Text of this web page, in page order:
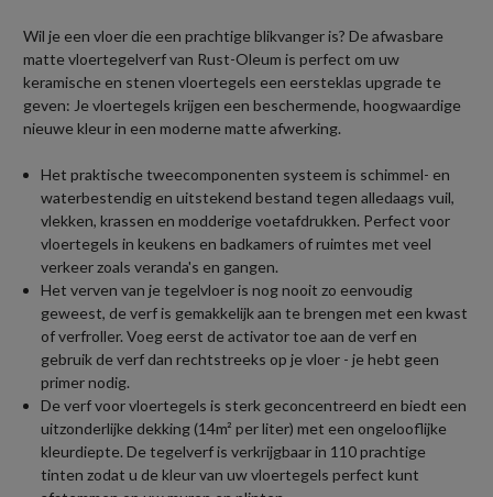
Wil je een vloer die een prachtige blikvanger is? De afwasbare
matte vloertegelverf van Rust-Oleum is perfect om uw
keramische en stenen vloertegels een eersteklas upgrade te
geven: Je vloertegels krijgen een beschermende, hoogwaardige
nieuwe kleur in een moderne matte afwerking.
Het praktische tweecomponenten systeem is schimmel- en
waterbestendig en uitstekend bestand tegen alledaags vuil,
vlekken, krassen en modderige voetafdrukken. Perfect voor
vloertegels in keukens en badkamers of ruimtes met veel
verkeer zoals veranda's en gangen.
Het verven van je tegelvloer is nog nooit zo eenvoudig
geweest, de verf is gemakkelijk aan te brengen met een kwast
of verfroller. Voeg eerst de activator toe aan de verf en
gebruik de verf dan rechtstreeks op je vloer - je hebt geen
primer nodig.
De verf voor vloertegels is sterk geconcentreerd en biedt een
uitzonderlijke dekking (14m² per liter) met een ongelooflijke
kleurdiepte. De tegelverf is verkrijgbaar in 110 prachtige
tinten zodat u de kleur van uw vloertegels perfect kunt